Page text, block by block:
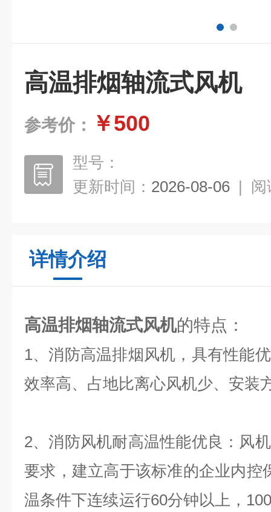
高温排烟轴流式风机
参考价： ￥500
型号：
更新时间： 2026-08-06 | 阅
详情介绍
高温排烟轴流式风机的特点：
1、消防高温排烟风机，具有性能
效率高、占地比离心风机少、安装
2、消防风机耐高温性能优良：风
要求，建立高于该标准的企业内
温条件下连续运行60分钟以上，